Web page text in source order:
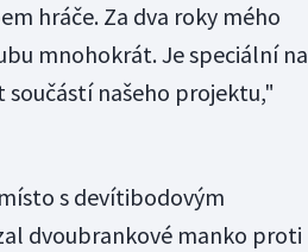
hráče. Za dva roky mého
mnohokrát. Je speciální na
našeho projektu,"
s devítibodovým
dvoubrankové manko proti